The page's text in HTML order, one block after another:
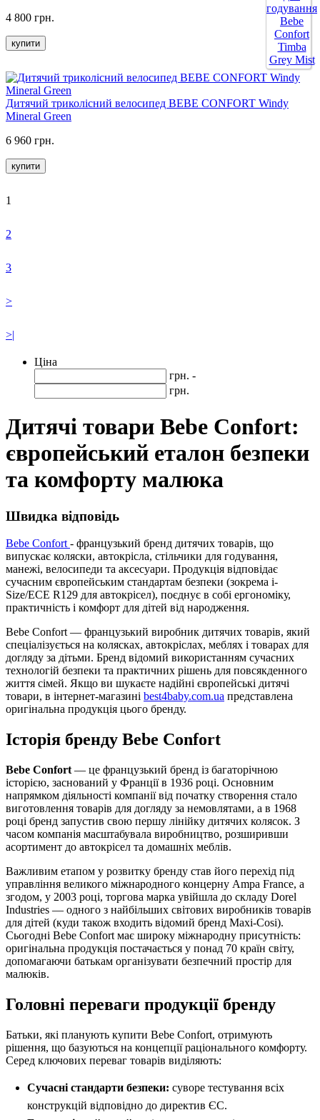
4 800 грн.
купити
Дитячий триколісний велосипед BEBE CONFORT Windy
Mineral Green
6 960 грн.
купити
1
2
3
>
>|
Ціна
грн. -
грн.
Дитячі товари Bebe Confort:
європейський еталон безпеки
та комфорту малюка
Швидка відповідь
Bebe Confort- французький бренд дитячих товарів, що
випускає коляски, автокрісла, стільчики для годування,
манежі, велосипеди та аксесуари. Продукція відповідає
сучасним європейським стандартам безпеки (зокрема i-
Size/ECE R129 для автокрісел), поєднує в собі ергономіку,
практичність і комфорт для дітей від народження.
Bebe Confort — французький виробник дитячих товарів, який
спеціалізується на колясках, автокріслах, меблях і товарах для
догляду за дітьми. Бренд відомий використанням сучасних
технологій безпеки та практичних рішень для повсякденного
життя сімей. Якщо ви шукаєте надійні європейські дитячі
товари, в інтернет-магазині best4baby.com.ua представлена
оригінальна продукція цього бренду.
Історія бренду Bebe Confort
Bebe Confort — це французький бренд із багаторічною
історією, заснований у Франції в 1936 році. Основним
напрямком діяльності компанії від початку створення стало
виготовлення товарів для догляду за немовлятами, а в 1968
році бренд запустив свою першу лінійку дитячих колясок. З
часом компанія масштабувала виробництво, розширивши
асортимент до автокрісел та домашніх меблів.
Важливим етапом у розвитку бренду став його перехід під
управління великого міжнародного концерну Ampa France, а
згодом, у 2003 році, торгова марка увійшла до складу Dorel
Industries — одного з найбільших світових виробників товарів
для дітей (куди також входить відомий бренд Maxi-Cosi).
Сьогодні Bebe Confort має широку міжнародну присутність:
оригінальна продукція постачається у понад 70 країн світу,
допомагаючи батькам організувати безпечний простір для
малюків.
Головні переваги продукції бренду
Батьки, які планують купити Bebe Confort, отримують
рішення, що базуються на концепції раціонального комфорту.
Серед ключових переваг товарів виділяють:
Сучасні стандарти безпеки: суворе тестування всіх
конструкцій відповідно до директив ЄС.